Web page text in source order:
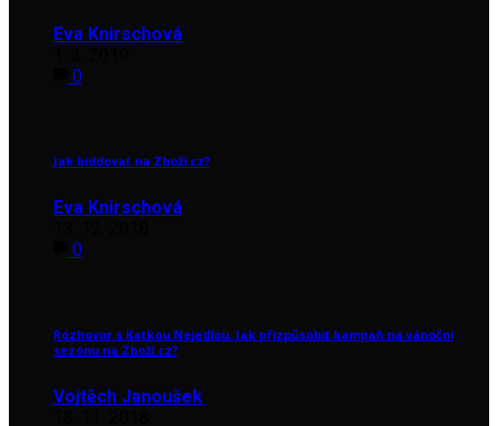
Eva Knirschová
0
Jak biddovat na Zboží.cz?
Eva Knirschová
0
Rozhovor s Katkou Nejedlou. Jak přizpůsobit kampaň na vánoční
sezónu na Zboží.cz?
Vojtěch Janoušek